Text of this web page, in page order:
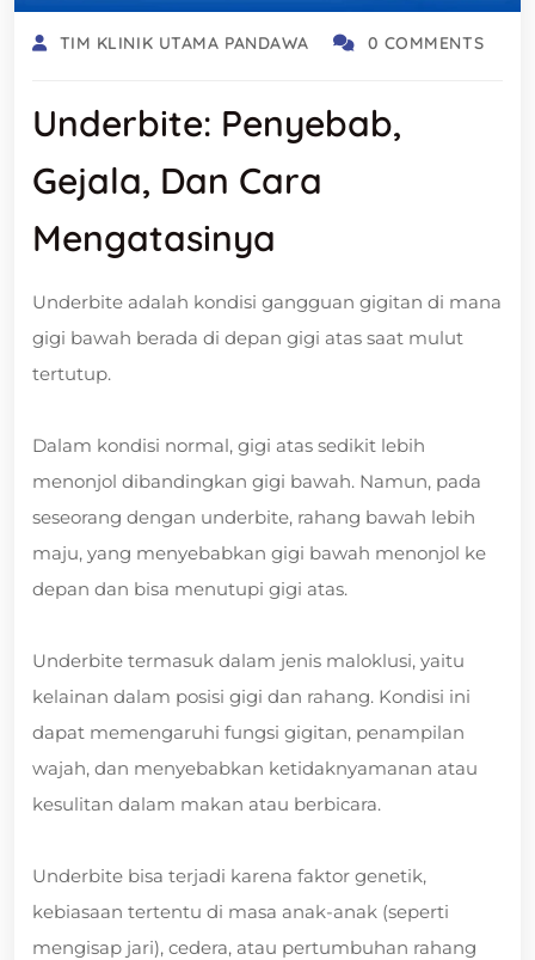
TIM KLINIK UTAMA PANDAWA 0 COMMENTS
Underbite: Penyebab,
Gejala, Dan Cara
Mengatasinya
Underbite adalah kondisi gangguan gigitan di mana
gigi bawah berada di depan gigi atas saat mulut
tertutup.
Dalam kondisi normal, gigi atas sedikit lebih
menonjol dibandingkan gigi bawah. Namun, pada
seseorang dengan underbite, rahang bawah lebih
maju, yang menyebabkan gigi bawah menonjol ke
depan dan bisa menutupi gigi atas.
Underbite termasuk dalam jenis maloklusi, yaitu
kelainan dalam posisi gigi dan rahang. Kondisi ini
dapat memengaruhi fungsi gigitan, penampilan
wajah, dan menyebabkan ketidaknyamanan atau
kesulitan dalam makan atau berbicara.
Underbite bisa terjadi karena faktor genetik,
kebiasaan tertentu di masa anak-anak (seperti
mengisap jari), cedera, atau pertumbuhan rahang